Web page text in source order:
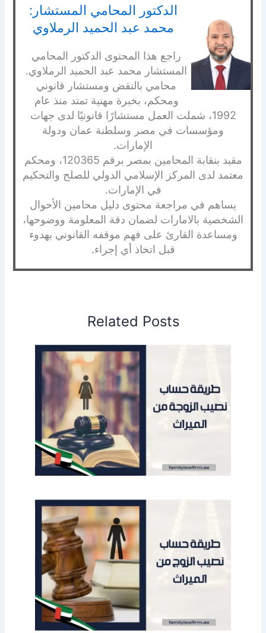
الدكتور المحامي المستشار:
محمد عبد الحميد الرملاوي
راجع هذا المحتوى الدكتور المحامي
المستشار محمد عبد الحميد الرملاوي.
محامي بالنقض ومستشار قانوني
ومحكم، بخبرة مهنية تمتد منذ عام
1992، شملت العمل مستشارًا قانونيًا لدى جهات
ومؤسسات في مصر وسلطنة عمان ودولة
الإمارات.
مقيد بنقابة المحامين بمصر برقم 120365، ومحكم
معتمد لدى المركز الإسلامي الدولي للصلح والتحكيم
في الإمارات.
يساهم في مراجعة محتوى دليل محامين الأحوال
الشخصية بالامارات لضمان دقة المعلومة ووضوحها،
ومساعدة القارئ على فهم موقفه القانوني بهدوء
قبل اتخاذ أي إجراء.
Related Posts